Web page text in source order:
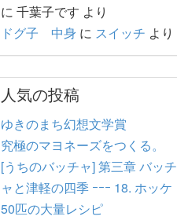
に 千葉子です より
ドグ子 中身 に スイッチ より
人気の投稿
ゆきのまち幻想文学賞
究極のマヨネーズをつくる。
[うちのバッチャ] 第三章 バッチ
ャと津軽の四季 ｰｰｰ 18. ホッケ
50匹の大量レシピ